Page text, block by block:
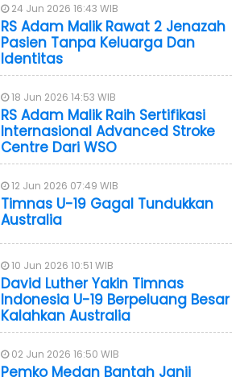
24 Jun 2026 16:43 WIB
RS Adam Malik Rawat 2 Jenazah
Pasien Tanpa Keluarga Dan
Identitas
18 Jun 2026 14:53 WIB
RS Adam Malik Raih Sertifikasi
Internasional Advanced Stroke
Centre Dari WSO
12 Jun 2026 07:49 WIB
Timnas U-19 Gagal Tundukkan
Australia
10 Jun 2026 10:51 WIB
David Luther Yakin Timnas
Indonesia U-19 Berpeluang Besar
Kalahkan Australia
02 Jun 2026 16:50 WIB
Pemko Medan Bantah Janji